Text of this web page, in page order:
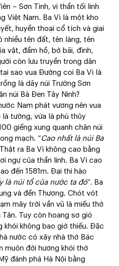
– Sơn Tinh, vị thần tối linh
Việt Nam. Ba Vì là một kho
huyền thoại cổ tích và giai
nhiều tên đất, tên làng, tên
vật, đầm hồ, bờ bãi, đình,
còn lưu truyền trong dân
sao vua Đường coi Ba Vì là
là dãy núi Trường Sơn
núi Bà Đen Tây Ninh?
Nam phát vương nên vua
tướng, vừa là phù thủy
giếng xung quanh chân núi
mạch. “Cao nhất là núi Ba
ra Ba Vì không cao bằng
ngự của thần linh. Ba Vì cao
đến 1581m. Đại thi hào
là núi tổ của nước ta đó”. Ba
và đền Thượng. Chót vót
mây trời vần vũ là miếu thờ
Tuy còn hoang sơ gió
khói không bao giờ thiếu. Đặc
nước có xây nhà thờ Bác
muôn đời hương khói thờ
đánh phá Hà Nội bằng